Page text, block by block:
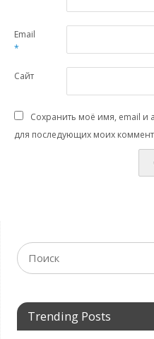
Email
*
Сайт
Сохранить моё имя, email и
для последующих моих
Trending Posts